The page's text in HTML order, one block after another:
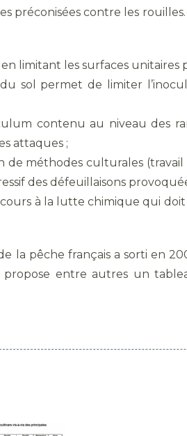
préconisées contre les
limitant les surfaces unitaires
sol permet de limiter
contenu au niveau des
attaques ;
méthodes culturales
des défeuillaisons
à la lutte chimique qui
la pêche français a sorti en
entre autres un